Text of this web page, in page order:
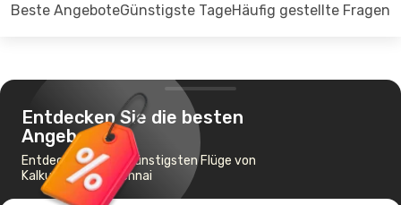
Beste AngeboteGünstigste TageHäufig gestellte Fragen
Entdecken Sie die besten
Angebote
Entdecken Sie die günstigsten Flüge von
Kalkutta nach Chennai